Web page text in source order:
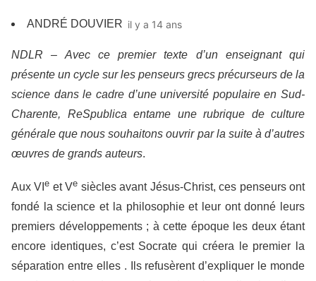
ANDRÉ DOUVIER il y a 14 ans
NDLR – Avec ce premier texte d’un enseignant qui
présente un cycle sur les penseurs grecs précurseurs de la
science dans le cadre d’une université populaire en Sud-
Charente, ReSpublica entame une rubrique de culture
générale que nous souhaitons ouvrir par la suite à d’autres
œuvres de grands auteurs.
Aux VIe et Ve siècles avant Jésus-Christ, ces penseurs ont
fondé la science et la philosophie et leur ont donné leurs
premiers développements ; à cette époque les deux étant
encore identiques, c’est Socrate qui créera le premier la
séparation entre elles . Ils refusèrent d’expliquer le monde